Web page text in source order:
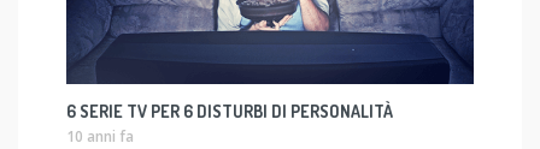
6 SERIE TV PER 6 DISTURBI DI PERSONALITÀ
10 anni fa